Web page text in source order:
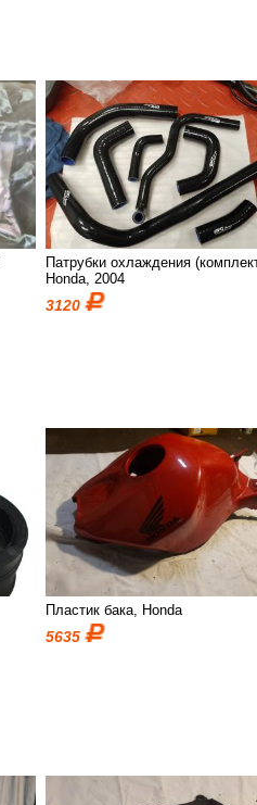
Патрубки охлаждения
Honda, 2004
3120
Пластик бака, Honda
5635